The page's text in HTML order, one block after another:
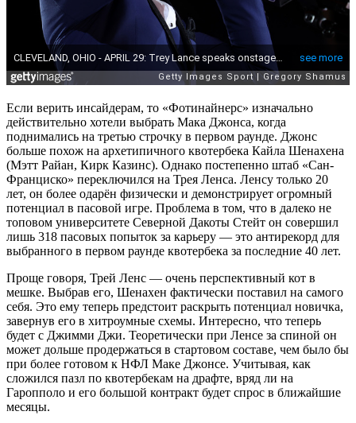
Если верить инсайдерам, то «Фотинайнерс» изначально
действительно хотели выбрать Мака Джонса, когда
поднимались на третью строчку в первом раунде. Джонс
больше похож на архетипичного квотербека Кайла Шенахена
(Мэтт Райан, Кирк Казинс). Однако постепенно штаб «Сан-
Франциско» переключился на Трея Ленса. Ленсу только 20
лет, он более одарён физически и демонстрирует огромный
потенциал в пасовой игре. Проблема в том, что в далеко не
топовом университете Северной Дакоты Стейт он совершил
лишь 318 пасовых попыток за карьеру — это антирекорд для
выбранного в первом раунде квотербека за последние 40 лет.
Проще говоря, Трей Ленс — очень перспективный кот в
мешке. Выбрав его, Шенахен фактически поставил на самого
себя. Это ему теперь предстоит раскрыть потенциал новичка,
завернув его в хитроумные схемы. Интересно, что теперь
будет с Джимми Джи. Теоретически при Ленсе за спиной он
может дольше продержаться в стартовом составе, чем было бы
при более готовом к НФЛ Маке Джонсе. Учитывая, как
сложился пазл по квотербекам на драфте, вряд ли на
Гаропполо и его большой контракт будет спрос в ближайшие
месяцы.